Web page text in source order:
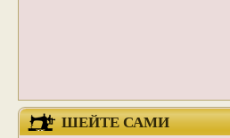
ШЕЙТЕ САМИ